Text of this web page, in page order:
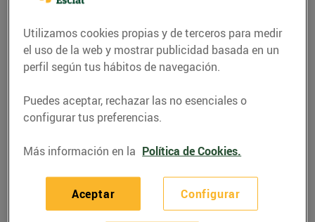
Els clients de Bonpreu i Esclat donen
Síria i Turquia
07/marzo/2023
Utilizamos cookies propias y de terceros para medir
el uso de la web y mostrar publicidad basada en un
perfil según tus hábitos de navegación.
Puedes aceptar, rechazar las no esenciales o
configurar tus preferencias.
Más información en la Política de Cookies.
Configurar
Aceptar